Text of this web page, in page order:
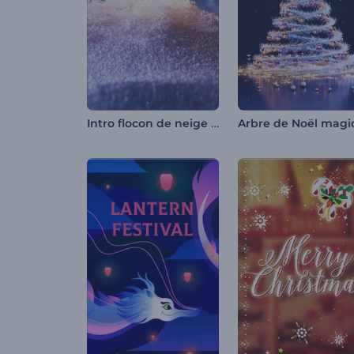
Intro flocon de neige scintillant